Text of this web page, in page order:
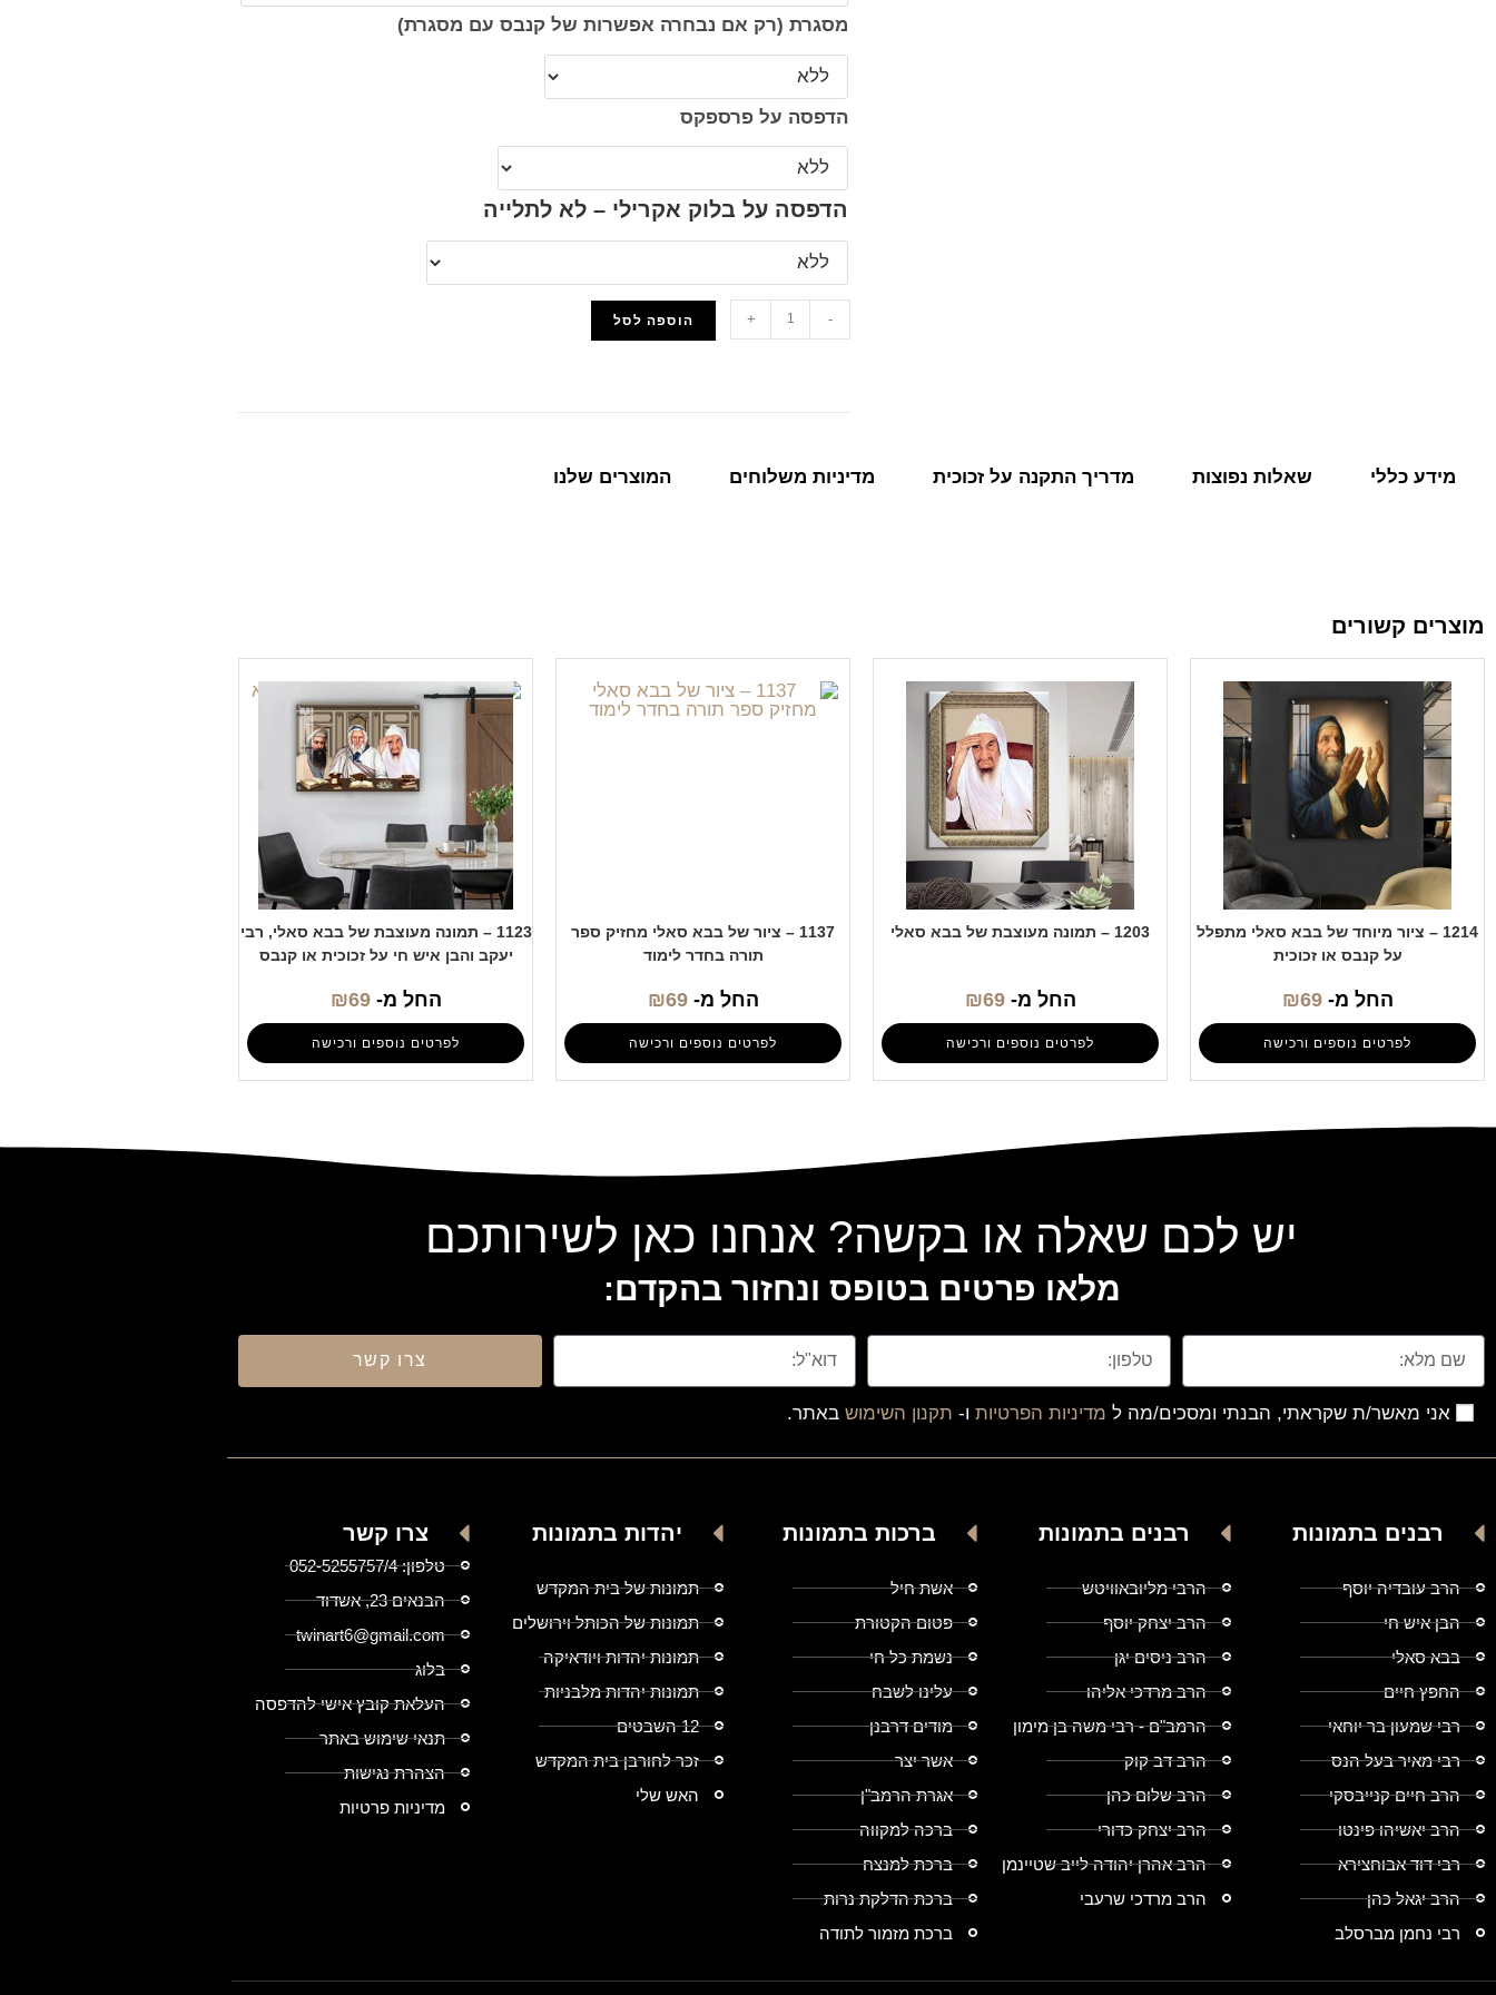
מסגרת (רק אם נבחרה אפשרות של קנבס עם מסגרת)
הדפסה על פרספקס
הדפסה על בלוק אקרילי – לא לתלייה
-
+ הוספה לסל
מידע כללי שאלות נפוצות מדריך התקנה על זכוכית מדיניות משלוחים המוצרים שלנו
מוצרים קשורים
1214 – ציור מיוחד של בבא סאלי מתפלל
על קנבס או זכוכית
החל מ- ₪69
לפרטים נוספים ורכישה
1203 – תמונה מעוצבת של בבא סאלי
החל מ- ₪69
לפרטים נוספים ורכישה
1137 – ציור של בבא סאלי מחזיק ספר
תורה בחדר לימוד
החל מ- ₪69
לפרטים נוספים ורכישה
1123 – תמונה מעוצבת של בבא סאלי, רבי
יעקב והבן איש חי על זכוכית או קנבס
החל מ- ₪69
לפרטים נוספים ורכישה
יש לכם שאלה או בקשה? אנחנו כאן לשירותכם
מלאו פרטים בטופס ונחזור בהקדם:
אני מאשר/ת שקראתי, הבנתי ומסכים/מה ל מדיניות הפרטיות ו- תקנון השימוש באתר.
צרו קשר
רבנים בתמונות
הרב עובדיה יוסף
הבן איש חי
בבא סאלי
החפץ חיים
רבי שמעון בר יוחאי
רבי מאיר בעל הנס
הרב חיים קנייבסקי
הרב יאשיהו פינטו
רבי דוד אבוחצירא
הרב יגאל כהן
רבי נחמן מברסלב
רבנים בתמונות
הרבי מליובאוויטש
הרב יצחק יוסף
הרב ניסים יגן
הרב מרדכי אליהו
הרמב"ם - רבי משה בן מימון
הרב דב קוק
הרב שלום כהן
הרב יצחק כדורי
הרב אהרן יהודה לייב שטיינמן
הרב מרדכי שרעבי
ברכות בתמונות
אשת חיל
פטום הקטורת
נשמת כל חי
עלינו לשבח
מודים דרבנן
אשר יצר
אגרת הרמב"ן
ברכה למקווה
ברכת למנצח
ברכת הדלקת נרות
ברכת מזמור לתודה
יהדות בתמונות
תמונות של בית המקדש
תמונות של הכותל וירושלים
תמונות יהדות ויודאיקה
תמונות יהדות מלבניות
12 השבטים
זכר לחורבן בית המקדש
האש שלי
צרו קשר
טלפון: 052-5255757/4
הבנאים 23, אשדוד
twinart6@gmail.com
בלוג
העלאת קובץ אישי להדפסה
תנאי שימוש באתר
הצהרת נגישות
מדיניות פרטיות